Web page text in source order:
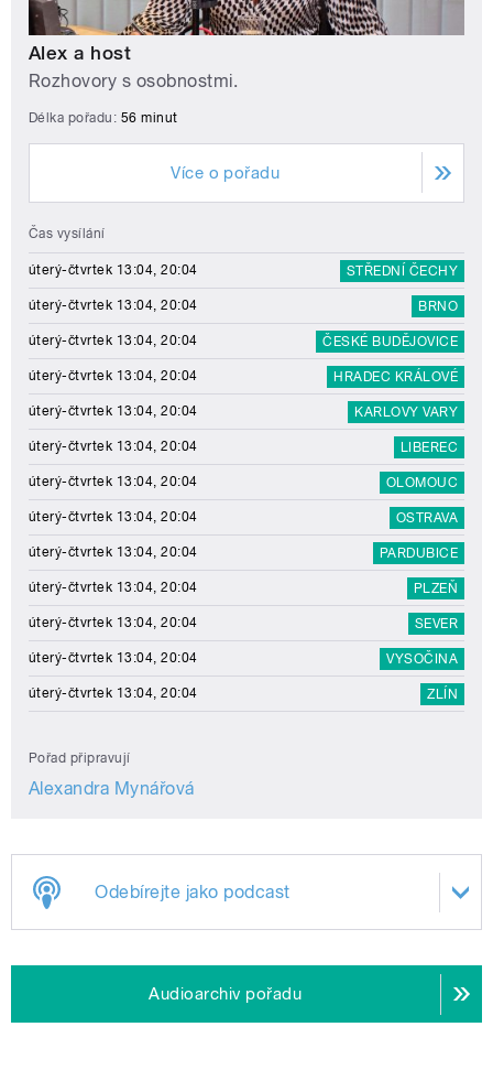
Alex a host
Rozhovory s osobnostmi.
Délka pořadu: 56 minut
Více o pořadu
Čas vysílání
úterý-čtvrtek 13:04, 20:04 STŘEDNÍ ČECHY
úterý-čtvrtek 13:04, 20:04 BRNO
úterý-čtvrtek 13:04, 20:04 ČESKÉ BUDĚJOVICE
úterý-čtvrtek 13:04, 20:04 HRADEC KRÁLOVÉ
úterý-čtvrtek 13:04, 20:04 KARLOVY VARY
úterý-čtvrtek 13:04, 20:04 LIBEREC
úterý-čtvrtek 13:04, 20:04 OLOMOUC
úterý-čtvrtek 13:04, 20:04 OSTRAVA
úterý-čtvrtek 13:04, 20:04 PARDUBICE
úterý-čtvrtek 13:04, 20:04 PLZEŇ
úterý-čtvrtek 13:04, 20:04 SEVER
úterý-čtvrtek 13:04, 20:04 VYSOČINA
úterý-čtvrtek 13:04, 20:04 ZLÍN
Pořad připravují
Alexandra Mynářová
Odebírejte jako podcast
Audioarchiv pořadu